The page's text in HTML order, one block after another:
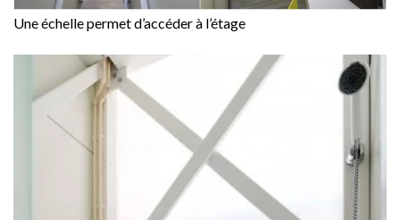
Une échelle permet d’accéder à l’étage